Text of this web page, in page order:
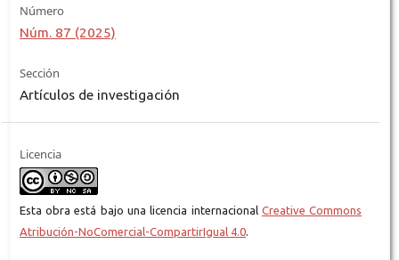
Número
Núm. 87 (2025)
Sección
Artículos de investigación
Licencia
Esta obra está bajo una licencia internacional Creative Commons
Atribución-NoComercial-CompartirIgual 4.0.